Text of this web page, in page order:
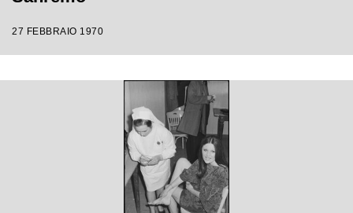
27 FEBBRAIO 1970